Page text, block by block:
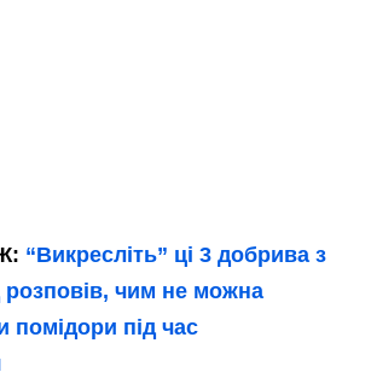
“Викресліть” ці 3 добрива з
розповів, чим не можна
помідори під час